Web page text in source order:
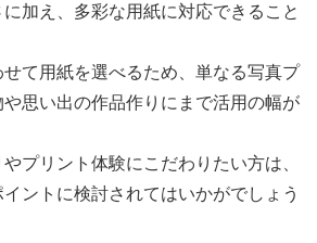
加え、多彩な用紙に対応できること
て用紙を選べるため、単なる写真プ
思い出の作品作りにまで活用の幅が
プリント体験にこだわりたい方は、
ントに検討されてはいかがでしょう